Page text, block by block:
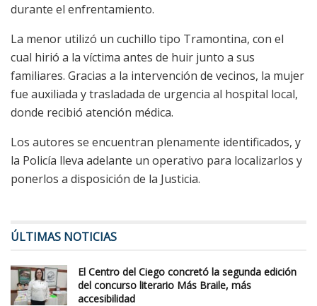
durante el enfrentamiento.
La menor utilizó un cuchillo tipo Tramontina, con el
cual hirió a la víctima antes de huir junto a sus
familiares. Gracias a la intervención de vecinos, la mujer
fue auxiliada y trasladada de urgencia al hospital local,
donde recibió atención médica.
Los autores se encuentran plenamente identificados, y
la Policía lleva adelante un operativo para localizarlos y
ponerlos a disposición de la Justicia.
ÚLTIMAS NOTICIAS
El Centro del Ciego concretó la segunda edición
del concurso literario Más Braile, más
accesibilidad